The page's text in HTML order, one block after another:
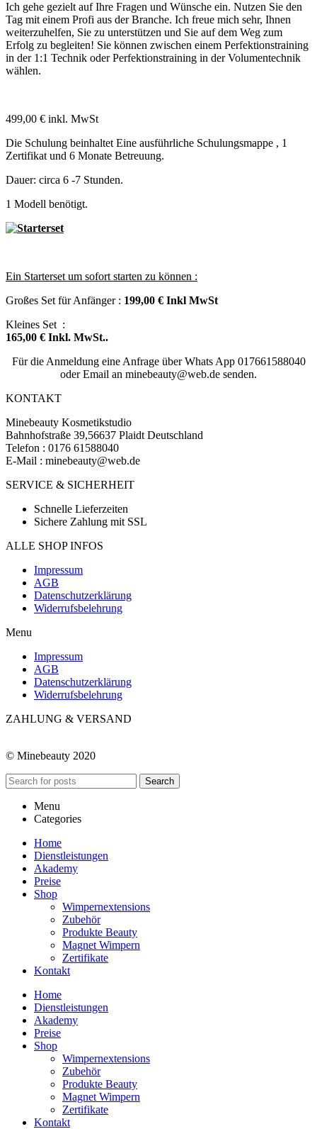
Ich gehe gezielt auf Ihre Fragen und Wünsche ein. Nutzen Sie den
Tag mit einem Profi aus der Branche. Ich freue mich sehr, Ihnen
weiterzuhelfen, Sie zu unterstützen und Sie auf dem Weg zum
Erfolg zu begleiten! Sie können zwischen einem Perfektionstraining
in der 1:1 Technik oderPerfektionstraining in der Volumentechnik
wählen.
499,00 € inkl. MwSt
Die Schulung beinhaltet Eine ausführliche Schulungsmappe , 1
Zertifikat und 6 Monate Betreuung.
Dauer: circa 6 -7 Stunden.
1 Modell benötigt.
Ein Starterset um sofort starten zu können :
Großes Set für Anfänger : 199,00 € Inkl MwSt
Kleines Set :
165,00 € Inkl. MwSt..
Für die Anmeldung eine Anfrage über Whats App 017661588040
oder Email an minebeauty@web.de senden.
KONTAKT
Minebeauty Kosmetikstudio
Bahnhofstraße 39,56637 Plaidt Deutschland
Telefon : ‭‭0176 61588040‬‬
E-Mail : minebeauty@web.de
SERVICE & SICHERHEIT
Schnelle Lieferzeiten
Sichere Zahlung mit SSL
ALLE SHOP INFOS
Impressum
AGB
Datenschutzerklärung
Widerrufsbelehrung
Menu
Impressum
AGB
Datenschutzerklärung
Widerrufsbelehrung
ZAHLUNG & VERSAND
© Minebeauty 2020
Search
Menu
Categories
Home
Dienstleistungen
Akademy
Preise
Shop
Wimpernextensions
Zubehör
Produkte Beauty
Magnet Wimpern
Zertifikate
Kontakt
Home
Dienstleistungen
Akademy
Preise
Shop
Wimpernextensions
Zubehör
Produkte Beauty
Magnet Wimpern
Zertifikate
Kontakt